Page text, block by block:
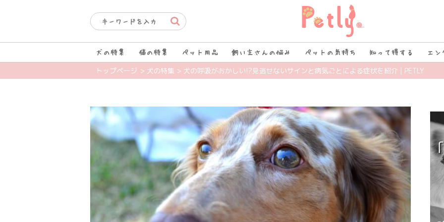
犬の特集 猫の特集 ペット用品 飼い主さんの悩み ペットの気持ち 知って得する エン
トップページ > 犬の特集 > 犬の呼吸がおかしい!?見逃せないサインと病気ごとによる症状を紹介 | PETLY